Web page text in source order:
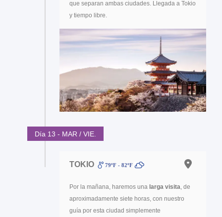
que separan ambas ciudades. Llegada a Tokio
y tiempo libre.
Día 13 - MAR / VIE.
TOKIO 79ºF - 82ºF
Por la mañana, haremos una larga visita , de
aproximadamente siete horas, con nuestro
guía por esta ciudad simplemente